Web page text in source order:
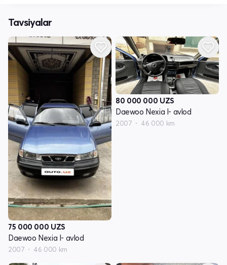
Tavsiyalar
75 000 000 UZS
Daewoo Nexia I- avlod
2007 46 000 km
80 000 000 UZS
Daewoo Nexia I- avlod
2007 46 000 km